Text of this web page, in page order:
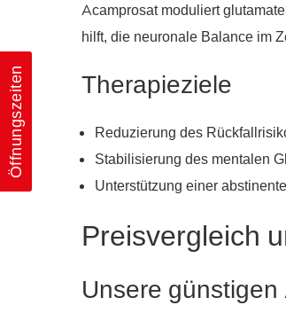
Acamprosat moduliert
hilft, die neuronale Balance im
Therapieziele
Reduzierung des
Stabilisierung des mentalen
Unterstützung einer
Preisvergleich
Unsere
Öffnungszeiten